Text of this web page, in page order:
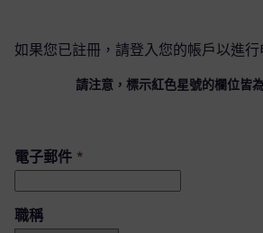
如果您已註冊，請登入您的帳戶以進行
請注意，標示紅色星號的欄位皆
電子郵件 *
職稱